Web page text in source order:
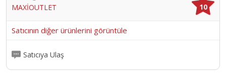
MAXİOUTLET
10
Satıcının diğer ürünlerini görüntüle
Satıcıya Ulaş